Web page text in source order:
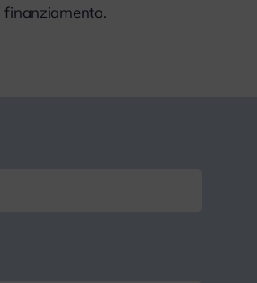
finanziamento.